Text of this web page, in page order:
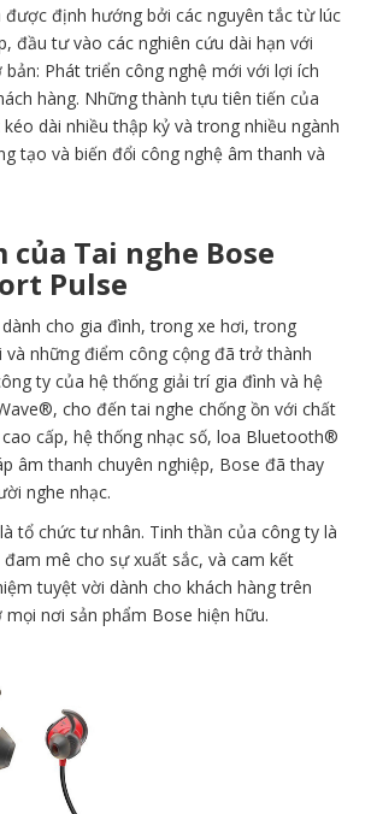
được định hướng bởi các nguyên tắc từ lúc
đầu tư vào các nghiên cứu dài hạn với
Phát triển công nghệ mới với lợi ích
hàng. Những thành tựu tiên tiến của
dài nhiều thập kỷ và trong nhiều ngành
tạo và biến đổi công nghệ âm thanh và
của Tai nghe Bose
Pulse
cho gia đình, trong xe hơi, trong
và những điểm công cộng đã trở thành
ty của hệ thống giải trí gia đình và hệ
cho đến tai nghe chống ồn với chất
cấp, hệ thống nhạc số, loa Bluetooth®
âm thanh chuyên nghiệp, Bose đã thay
nghe nhạc.
tổ chức tư nhân. Tinh thần của công ty là
mê cho sự xuất sắc, và cam kết
tuyệt vời dành cho khách hàng trên
nơi sản phẩm Bose hiện hữu.